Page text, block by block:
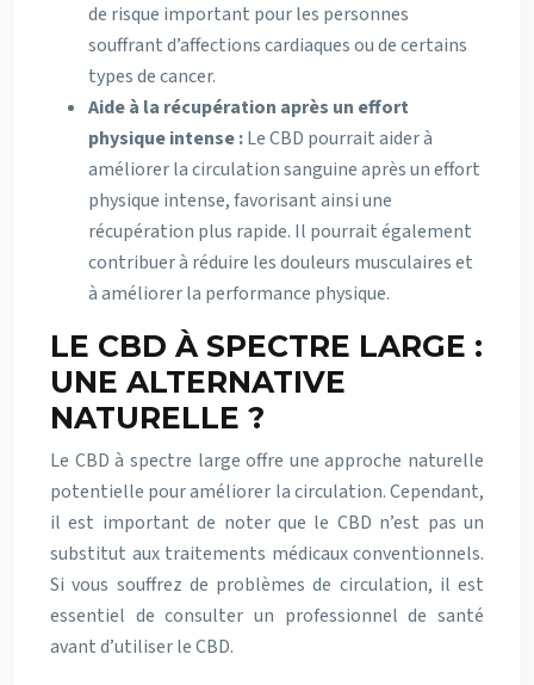
de risque important pour les personnes
souffrant d’affections cardiaques ou de certains
types de cancer.
Aide à la récupération après un effort
physique intense :Le CBD pourrait aider à
améliorer la circulation sanguine après un effort
physique intense, favorisant ainsi une
récupération plus rapide. Il pourrait également
contribuer à réduire les douleurs musculaires et
à améliorer la performance physique.
LE CBD À SPECTRE LARGE :
UNE ALTERNATIVE
NATURELLE ?
Le CBD à spectre large offre une approche naturelle
potentielle pour améliorer la circulation. Cependant,
il est important de noter que le CBD n’est pas un
substitut aux traitements médicaux conventionnels.
Si vous souffrez de problèmes de circulation, il est
essentiel de consulter un professionnel de santé
avant d’utiliser le CBD.